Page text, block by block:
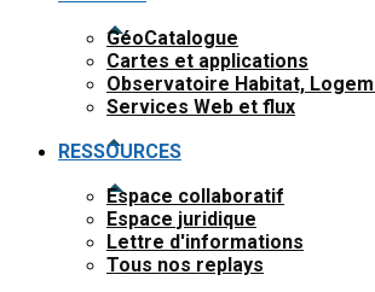
GéoCatalogue
Cartes et applications
Observatoire Habitat,
Services Web et flux
RESSOURCES
Espace collaboratif
Espace juridique
Lettre d'informations
Tous nos replays